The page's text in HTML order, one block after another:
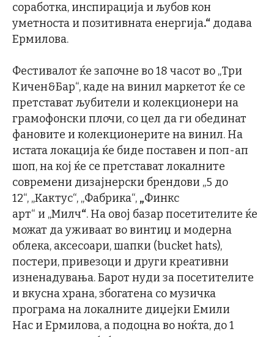
соработка, инспирација и љубов кон
уметноста и позитивната енергија.“ додава
Ермилова.
Фестивалот ќе започне во 18 часот во „Три
Кичен&Бар“, каде на винил маркетот ќе се
претстават љубители и колекционери на
грамофонски плочи, со цел да ги обединат
фановите и колекционерите на винил. На
истата локација ќе биде поставен и поп-ап
шоп, на кој ќе се претстават локалните
современи дизајнерски брендови „5 до
12“, „Кактус“, „Фабрика“, „Финкс
арт“ и „Милч“. На овој базар посетителите ќе
можат да уживаат во винтиџ и модерна
облека, аксесоари, шапки (bucket hats),
постери, привезоци и други креативни
изненадувања. Барот нуди за посетителите
и вкусна храна, збогатена со музичка
програма на локалните диџејки Емили
Нас и Ермилова, а подоцна во ноќта, до 1